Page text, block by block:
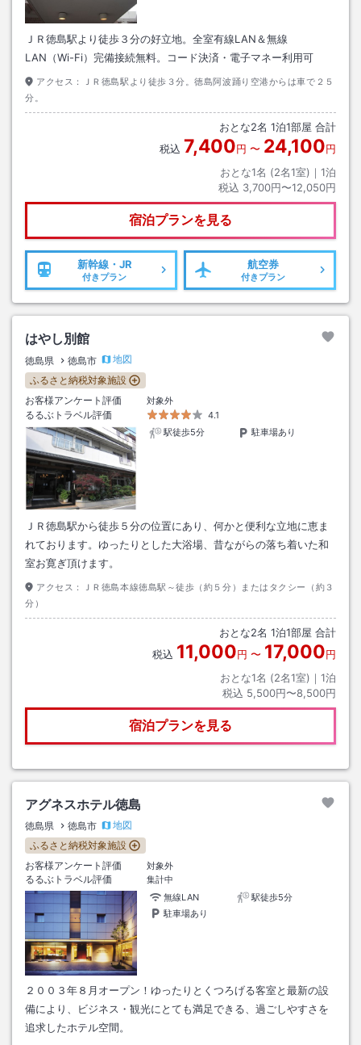
ＪＲ徳島駅より徒歩３分の好立地。全室有線LAN＆無線
LAN（Wi-Fi）完備接続無料。コード決済・電子マネー利用可
アクセス：
ＪＲ徳島駅より徒歩３分。徳島阿波踊り空港からは車で２５
分。
おとな2名 1泊1部屋 合計
税込 7,400円 〜 24,100円
おとな1名 (2名1室)｜ 1泊
税込 3,700円〜12,050円
宿泊プランを見る
新幹線・JR
付きプラン
航空券
付きプラン
はやし別館
徳島県 徳島市
地図
ふるさと納税対象施設
お客様アンケート評価
対象外
るるぶトラベル評価
4.1
駅徒歩5分
駐車場あり
ＪＲ徳島駅から徒歩５分の位置にあり、何かと便利な立地に恵ま
れております。ゆったりとした大浴場、昔ながらの落ち着いた和
室お寛ぎ頂けます。
アクセス：
ＪＲ徳島本線徳島駅～徒歩（約５分）またはタクシー（約３
分）
おとな2名 1泊1部屋 合計
税込 11,000円 〜 17,000円
おとな1名 (2名1室)｜ 1泊
税込 5,500円〜8,500円
宿泊プランを見る
アグネスホテル徳島
徳島県 徳島市
地図
ふるさと納税対象施設
お客様アンケート評価
対象外
るるぶトラベル評価
集計中
無線LAN
駅徒歩5分
駐車場あり
２００３年８月オープン！ゆったりとくつろげる客室と最新の設
備により、ビジネス・観光にとても満足できる、過ごしやすさを
追求したホテル空間。